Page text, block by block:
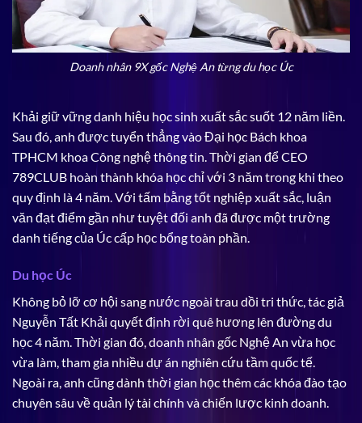
Doanh nhân 9X gốc Nghệ An từng du học Úc
Khải giữ vững danh hiệu học sinh xuất sắc suốt 12 năm liền.
Sau đó, anh được tuyển thẳng vào Đại học Bách khoa
TPHCM khoa Công nghệ thông tin. Thời gian để CEO
789CLUB hoàn thành khóa học chỉ với 3 năm trong khi theo
quy định là 4 năm. Với tấm bằng tốt nghiệp xuất sắc, luận
văn đạt điểm gần như tuyệt đối anh đã được một trường
danh tiếng của Úc cấp học bổng toàn phần.
Du học Úc
Không bỏ lỡ cơ hội sang nước ngoài trau dồi tri thức, tác giả
Nguyễn Tất Khải quyết định rời quê hương lên đường du
học 4 năm. Thời gian đó, doanh nhân gốc Nghệ An vừa học
vừa làm, tham gia nhiều dự án nghiên cứu tầm quốc tế.
Ngoài ra, anh cũng dành thời gian học thêm các khóa đào tạo
chuyên sâu về quản lý tài chính và chiến lược kinh doanh.